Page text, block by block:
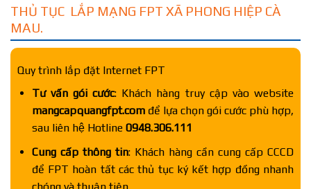
THỦ TỤC LẮP MẠNG FPT XÃ PHONG HIỆP CÀ
MAU.
Quy trình lắp đặt Internet FPT
Tư vấn gói cước: Khách hàng truy cập vào website
mangcapquangfpt.comđể lựa chọn gói cước phù hợp,
sau liên hệ Hotline 0948.306.111
Cung cấp thông tin: Khách hàng cần cung cấp CCCD
để FPT hoàn tất các thủ tục ký kết hợp đồng nhanh
chóng và thuận tiện.